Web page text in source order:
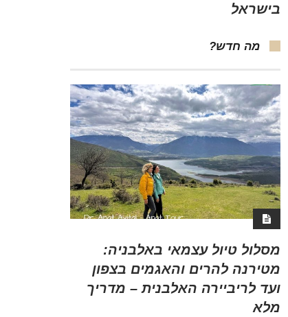
בישראל
מה חדש?
מסלול טיול עצמאי באלבניה:
מטירנה להרים והאגמים בצפון
ועד לריביירה האלבנית – מדריך
מלא